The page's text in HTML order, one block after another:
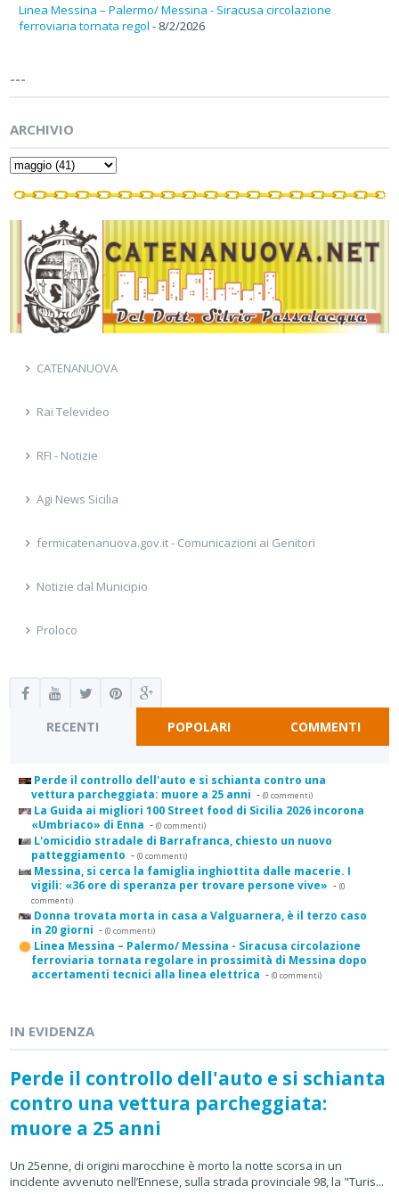
Linea Messina – Palermo/ Messina - Siracusa circolazione
ferroviaria tornata regol - 8/2/2026
---
ARCHIVIO
CATENANUOVA
Rai Televideo
RFI - Notizie
Agi News Sicilia
fermicatenanuova.gov.it - Comunicazioni ai Genitori
Notizie dal Municipio
Proloco
RECENTI POPOLARI COMMENTI
Perde il controllo dell'auto e si schianta contro una
vettura parcheggiata: muore a 25 anni - (0 commenti)
La Guida ai migliori 100 Street food di Sicilia 2026 incorona
«Umbriaco» di Enna - (0 commenti)
L'omicidio stradale di Barrafranca, chiesto un nuovo
patteggiamento - (0 commenti)
Messina, si cerca la famiglia inghiottita dalle macerie. I
vigili: «36 ore di speranza per trovare persone vive» - (0
commenti)
Donna trovata morta in casa a Valguarnera, è il terzo caso
in 20 giorni - (0 commenti)
Linea Messina – Palermo/ Messina - Siracusa circolazione
ferroviaria tornata regolare in prossimità di Messina dopo
accertamenti tecnici alla linea elettrica - (0 commenti)
IN EVIDENZA
Perde il controllo dell'auto e si schianta
contro una vettura parcheggiata:
muore a 25 anni
Un 25enne, di origini marocchine è morto la notte scorsa in un
incidente avvenuto nell’Ennese, sulla strada provinciale 98, la "Turis...